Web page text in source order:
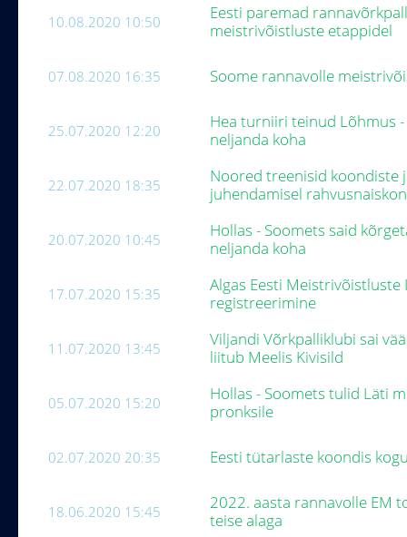
10.08.2020 10:50
Eesti paremad
meistrivõistluste etappidel
07.08.2020 16:35 Soome rannavolle
25.07.2020 12:20
Hea turniiri teinud Lõhmus
neljanda koha
22.07.2020 18:35
Noored treenisid koondiste
juhendamisel
20.07.2020 10:45
Hollas - Soomets said
neljanda koha
17.07.2020 15:35
Algas Eesti Meistrivõistluste
registreerimine
11.07.2020 13:45
Viljandi Võrkpalliklubi sai
liitub Meelis Kivisild
05.07.2020 15:20
Hollas - Soomets tulid Läti
pronksile
02.07.2020 20:35 Eesti tütarlaste koondis
18.06.2020 15:45
2022. aasta rannavolle EM
teise alaga